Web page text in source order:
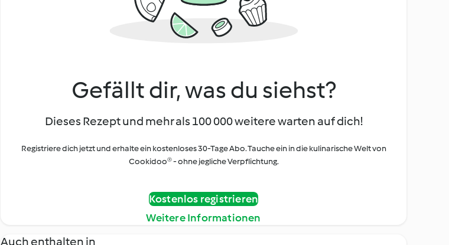
Gefällt dir, was du siehst?
Dieses Rezept und mehr als 100 000 weitere warten auf dich!
Registriere dich jetzt und erhalte ein kostenloses 30-Tage Abo. Tauche ein in die kulinarische Welt von
Cookidoo® - ohne jegliche Verpflichtung.
Kostenlos registrieren
Weitere Informationen
Auch enthalten in